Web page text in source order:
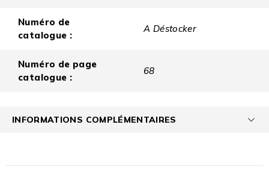
Numéro de
catalogue :
A Déstocker
Numéro de page
catalogue :
68
INFORMATIONS COMPLÉMENTAIRES